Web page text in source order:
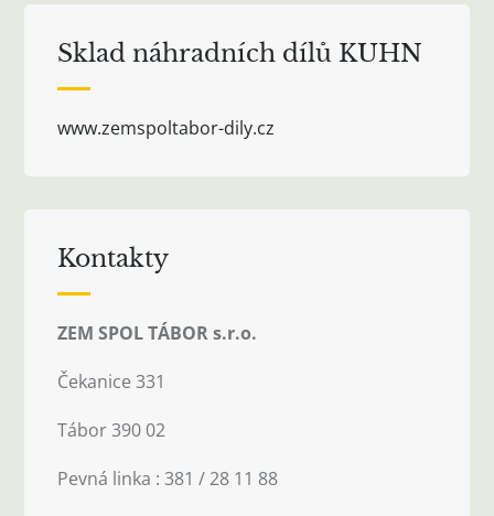
Sklad náhradních dílů KUHN
www.zemspoltabor-dily.cz
Kontakty
ZEM SPOL TÁBOR s.r.o.
Čekanice 331
Tábor 390 02
Pevná linka : 381 / 28 11 88